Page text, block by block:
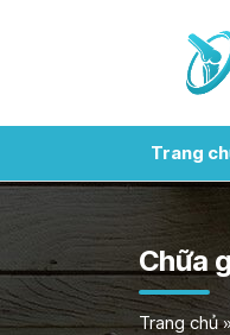
Trang
Chữa
Trang chủ